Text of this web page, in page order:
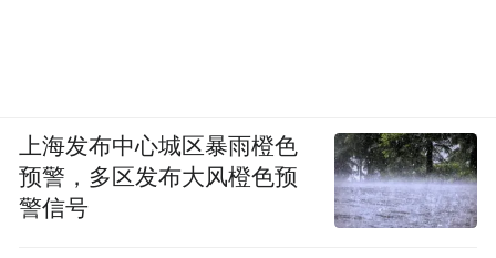
上海发布中心城区暴雨橙色
预警，多区发布大风橙色预
警信号